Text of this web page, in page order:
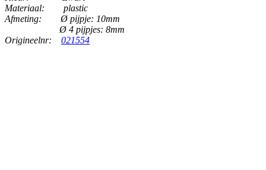
Materiaal:
plastic
Afmeting:
Ø pijpje: 10mm
Ø 4 pijpjes: 8mm
Origineelnr:
021554